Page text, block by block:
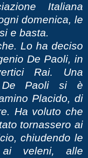
Italiana
domenica, le
e basta.
Lo ha deciso
De Paoli, in
Rai. Una
De Paoli si è
Placido, di
Ha voluto che
tornassero ai
chiudendo le
ai veleni, alle